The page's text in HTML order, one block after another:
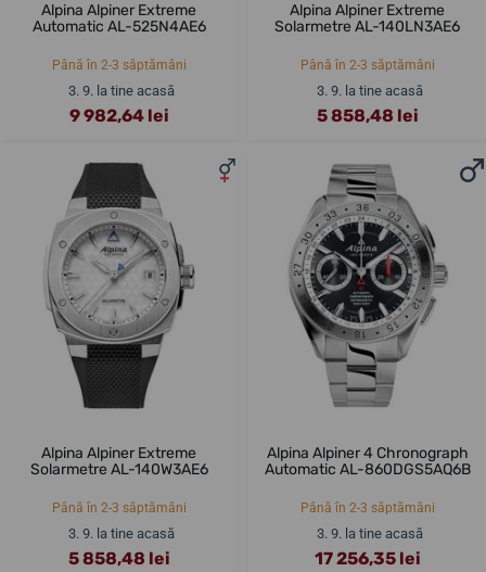
Alpina Alpiner Extreme
Automatic AL-525N4AE6
Până în 2-3 săptămâni
3. 9. la tine acasă
9 982,64 lei
Alpina Alpiner Extreme
Solarmetre AL-140LN3AE6
Până în 2-3 săptămâni
3. 9. la tine acasă
5 858,48 lei
Alpina Alpiner Extreme
Solarmetre AL-140W3AE6
Până în 2-3 săptămâni
3. 9. la tine acasă
5 858,48 lei
Alpina Alpiner 4 Chronograph
Automatic AL-860DGS5AQ6B
Până în 2-3 săptămâni
3. 9. la tine acasă
17 256,35 lei